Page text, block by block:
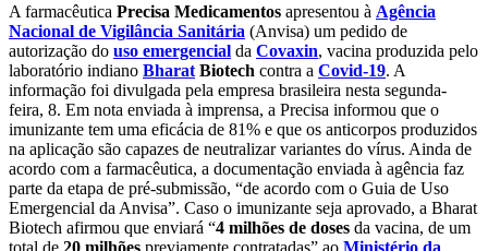
A farmacêutica Precisa Medicamentos apresentou à Agência
Nacional de Vigilância Sanitária (Anvisa) um pedido de
autorização do uso emergencial da Covaxin, vacina produzida pelo
laboratório indiano Bharat Biotech contra a Covid-19. A
informação foi divulgada pela empresa brasileira nesta segunda-
feira, 8. Em nota enviada à imprensa, a Precisa informou que o
imunizante tem uma eficácia de 81% e que os anticorpos produzidos
na aplicação são capazes de neutralizar variantes do vírus. Ainda de
acordo com a farmacêutica, a documentação enviada à agência faz
parte da etapa de pré-submissão, “de acordo com o Guia de Uso
Emergencial da Anvisa”. Caso o imunizante seja aprovado, a Bharat
Biotech afirmou que enviará “4 milhões de doses da vacina, de um
total de 20 milhões previamente contratadas” ao Ministério da